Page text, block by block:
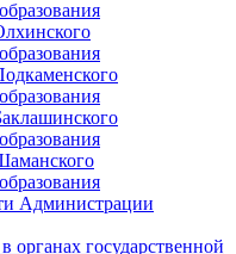
Администрации
органах государственной